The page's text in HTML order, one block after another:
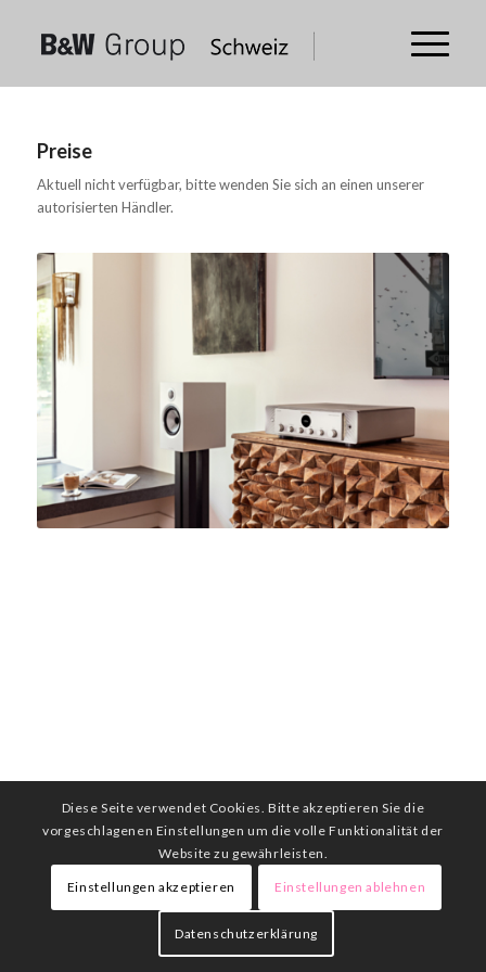
Preise
Aktuell nicht verfügbar, bitte wenden Sie sich an einen unserer
autorisierten Händler.
Diese Seite verwendet Cookies. Bitte akzeptieren Sie die
vorgeschlagenen Einstellungen um die volle Funktionalität der
Website zu gewährleisten.
Einstellungen akzeptieren Einstellungen ablehnen
Datenschutzerklärung